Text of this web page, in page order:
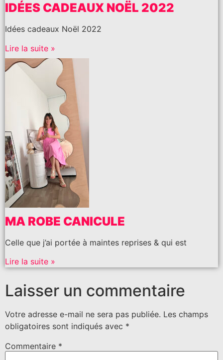
IDÉES CADEAUX NOËL 2022
Idées cadeaux Noël 2022
Lire la suite »
MA ROBE CANICULE
Celle que j’ai portée à maintes reprises & qui est
Lire la suite »
Laisser un commentaire
Votre adresse e-mail ne sera pas publiée. Les champs
obligatoires sont indiqués avec *
Commentaire *